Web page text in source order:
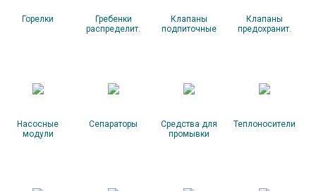
Горелки
Гребенки
распределит.
Клапаны
подпиточные
Клапаны
предохранит.
Насосные
модули
Сепараторы
Средства для
промывки
Теплоносители